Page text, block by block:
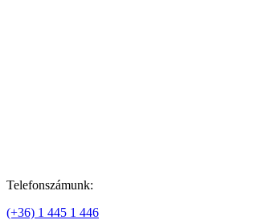
Telefonszámunk:
(+36) 1 445 1 446